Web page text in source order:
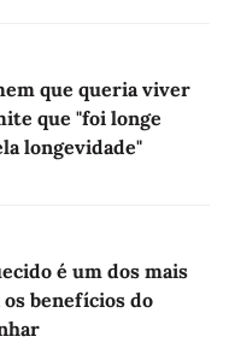
que queria viver
que "foi longe
longevidade"
é um dos mais
benefícios do